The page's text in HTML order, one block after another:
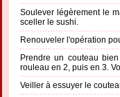
Soulever légèrement le
sceller le sushi.
Renouveler l'opération
Prendre un couteau
rouleau en 2, puis en 3.
Veiller à essuyer le